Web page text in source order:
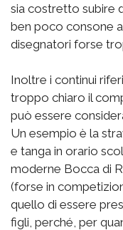
sia costretto subire
ben poco consone
disegnatori forse
Inoltre i continui
troppo chiaro il
può essere
Un esempio è la
e tanga in orario
moderne Bocca di
(forse in
quello di essere
figli, perché, per